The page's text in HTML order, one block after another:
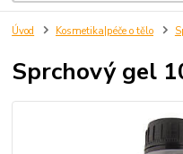
Úvod Kosmetika|péče o tělo
Sprchový gel